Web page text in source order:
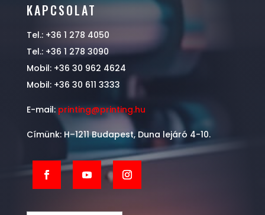
KAPCSOLAT
Tel.: +36 1 278 4050
Tel.: +36 1 278 3090
Mobil: +36 30 962 4624
Mobil: +36 30 611 3333
E-mail: printing@printing.hu
Címünk: H–1211 Budapest, Duna lejáró 4-10.